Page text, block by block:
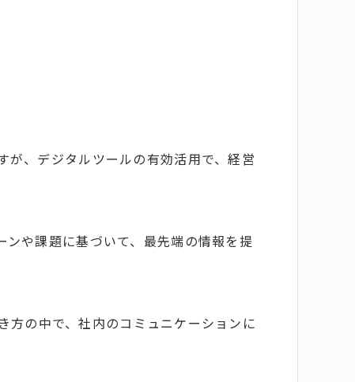
、デジタルツールの有効活用で、経営
や課題に基づいて、最先端の情報を提
の中で、社内のコミュニケーションに